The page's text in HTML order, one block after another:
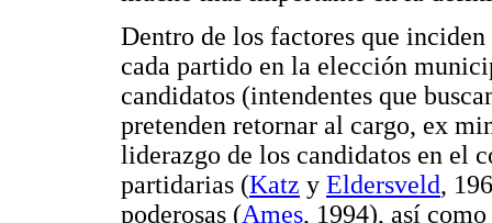
Dentro de los factores que
cada partido en la elección
candidatos (intendentes que
pretenden retornar al cargo, ex
liderazgo de los candidatos en el
partidarias (Katz y Eldersveld,
poderosas (Ames, 1994), así